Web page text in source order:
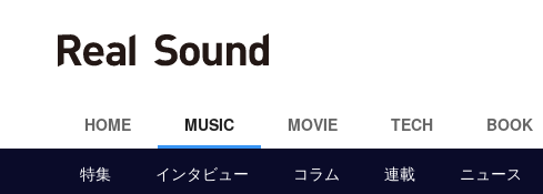
HOME MUSIC MOVIE TECH BOOK
特集 インタビュー コラム 連載 ニュース